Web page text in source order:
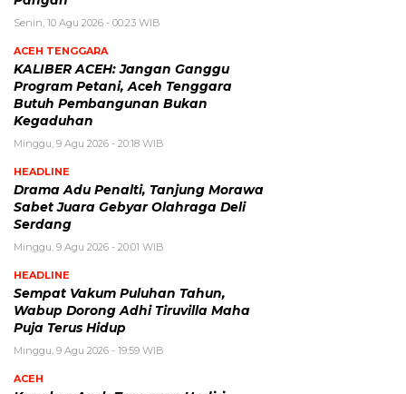
Senin, 10 Agu 2026 - 00:23 WIB
ACEH TENGGARA
KALIBER ACEH: Jangan Ganggu
Program Petani, Aceh Tenggara
Butuh Pembangunan Bukan
Kegaduhan
Minggu, 9 Agu 2026 - 20:18 WIB
HEADLINE
Drama Adu Penalti, Tanjung Morawa
Sabet Juara Gebyar Olahraga Deli
Serdang
Minggu, 9 Agu 2026 - 20:01 WIB
HEADLINE
Sempat Vakum Puluhan Tahun,
Wabup Dorong Adhi Tiruvilla Maha
Puja Terus Hidup
Minggu, 9 Agu 2026 - 19:59 WIB
ACEH